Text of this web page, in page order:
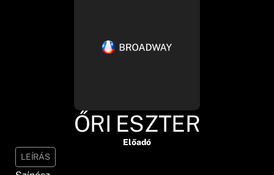
ŐRI ESZTER
Előadó
LEÍRÁS